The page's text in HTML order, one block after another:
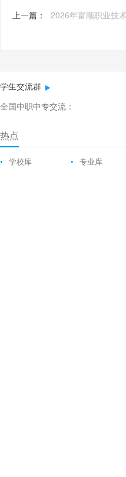
上一篇： 2026年富顺职业技
学生交流群
全国中职中专交流：
热点
• 学校库 • 专业库